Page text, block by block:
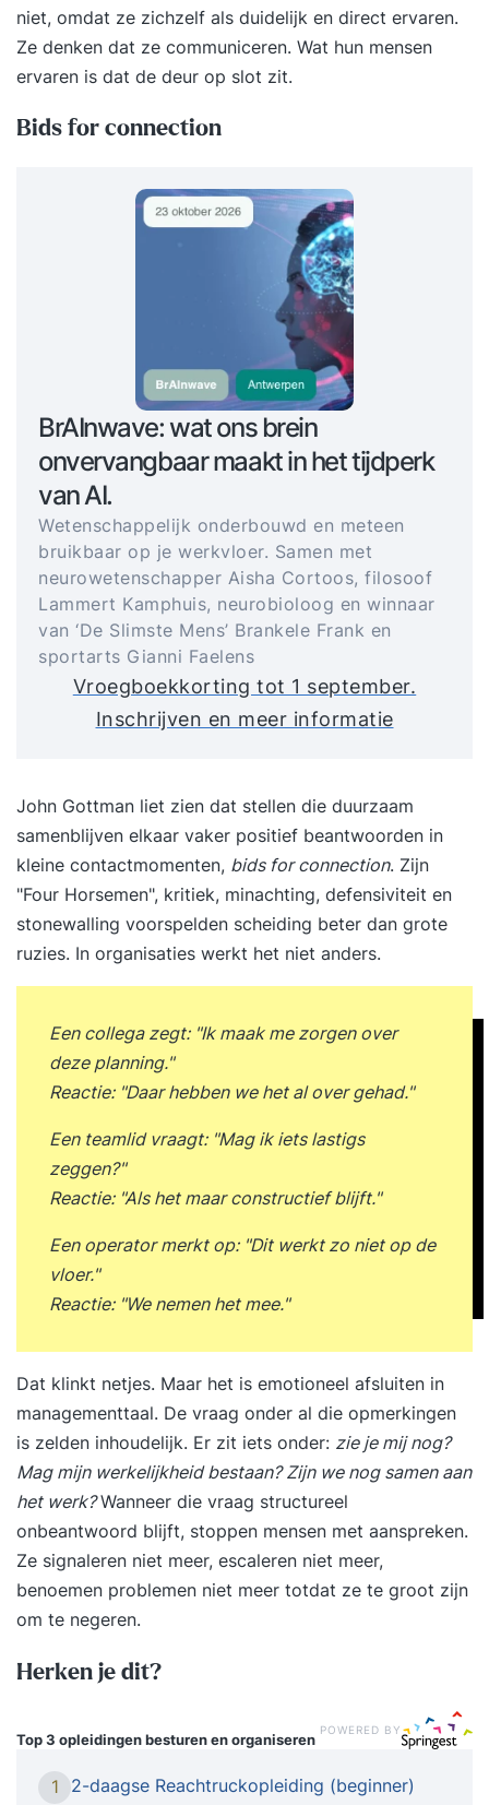
niet, omdat ze zichzelf als duidelijk en direct ervaren.
Ze denken dat ze communiceren. Wat hun mensen
ervaren is dat de deur op slot zit.
Bids for connection
BrAInwave: wat ons brein
onvervangbaar maakt in het tijdperk
van AI.
Wetenschappelijk onderbouwd en meteen
bruikbaar op je werkvloer. Samen met
neurowetenschapper Aisha Cortoos, filosoof
Lammert Kamphuis, neurobioloog en winnaar
van ‘De Slimste Mens’ Brankele Frank en
sportarts Gianni Faelens
Vroegboekkorting tot 1 september.
Inschrijven en meer informatie
John Gottman liet zien dat stellen die duurzaam
samenblijven elkaar vaker positief beantwoorden in
kleine contactmomenten, bids for connection. Zijn
"Four Horsemen", kritiek, minachting, defensiviteit en
stonewalling voorspelden scheiding beter dan grote
ruzies. In organisaties werkt het niet anders.
Een collega zegt: "Ik maak me zorgen over
deze planning."
Reactie: "Daar hebben we het al over gehad."
Een teamlid vraagt: "Mag ik iets lastigs
zeggen?"
Reactie: "Als het maar constructief blijft."
Een operator merkt op: "Dit werkt zo niet op de
vloer."
Reactie: "We nemen het mee."
Dat klinkt netjes. Maar het is emotioneel afsluiten in
managementtaal. De vraag onder al die opmerkingen
is zelden inhoudelijk. Er zit iets onder: zie je mij nog?
Mag mijn werkelijkheid bestaan? Zijn we nog samen aan
het werk?Wanneer die vraag structureel
onbeantwoord blijft, stoppen mensen met aanspreken.
Ze signaleren niet meer, escaleren niet meer,
benoemen problemen niet meer totdat ze te groot zijn
om te negeren.
Herken je dit?
Top 3 opleidingenbesturen en organiseren
POWERED BY
1
2-daagse Reachtruckopleiding (beginner)